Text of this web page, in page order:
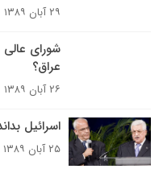
۲۹ آبان ۱۳۸۹
شوراى
عراق؟
۲۶ آبان ۱۳۸۹
اسرائيل
۲۵ آبان ۱۳۸۹